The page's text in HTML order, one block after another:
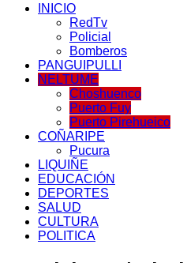
INICIO
RedTv
Policial
Bomberos
PANGUIPULLI
NELTUME
Choshuenco
Puerto Fuy
Puerto Pirehueico
COÑARIPE
Pucura
LIQUIÑE
EDUCACIÓN
DEPORTES
SALUD
CULTURA
POLITICA